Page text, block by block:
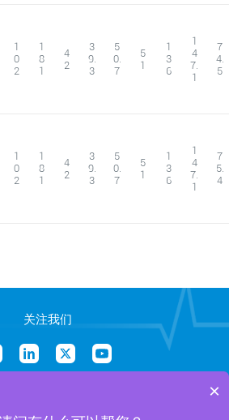
1
0
2
1
8
1
4
2
3
9.
3
5
0.
7
5
1
1
3
6
1
4
7.
1
7
4.
5
1
0
2
1
8
1
4
2
3
9.
3
5
0.
7
5
1
1
3
6
1
4
7.
1
7
5.
4
关注我们
×